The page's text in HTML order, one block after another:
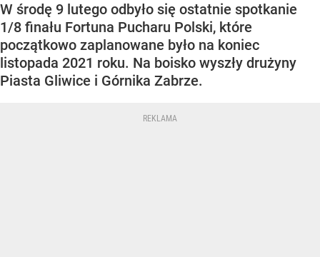
W środę 9 lutego odbyło się ostatnie spotkanie
1/8 finału Fortuna Pucharu Polski, które
początkowo zaplanowane było na koniec
listopada 2021 roku. Na boisko wyszły drużyny
Piasta Gliwice i Górnika Zabrze.